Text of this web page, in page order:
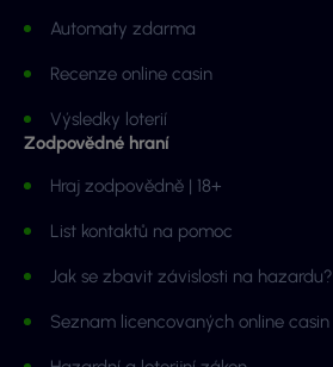
Automaty zdarma
Recenze online casin
Výsledky loterií
Zodpovědné hraní
Hraj zodpovědně | 18+
List kontaktů na pomoc
Jak se zbavit závislosti na hazardu?
Seznam licencovaných online casin